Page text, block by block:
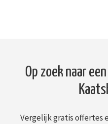
Op zoek naar
Vergelijk gratis offertes